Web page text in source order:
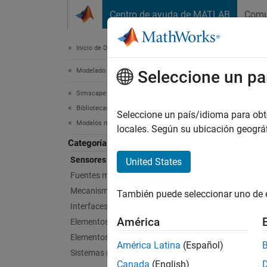
Centro de ayuda de MATLAB
Inicio de Documentación
Modelado físico
Simscape
Bibliotecas de bloques Foundation
Modelos mecánicos
Categoría
Sensores mecánicos
Fuentes mecánicas
Mecanismos
Interfaces multicuerpo
Elementos de rotación
Elementos de traslación
Sistemas mecánicos
Esta
Seleccione un
Seleccione un país/idioma para
locales. Según su ubicación
United States
También puede seleccionar uno
América
América Latina (Español)
Canada (English)